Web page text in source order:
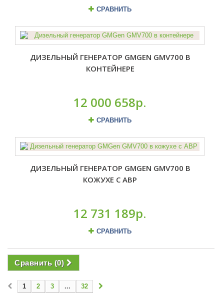
СРАВНИТЬ
ДИЗЕЛЬНЫЙ ГЕНЕРАТОР GMGEN GMV700 В
КОНТЕЙНЕРЕ
12 000 658р.
СРАВНИТЬ
ДИЗЕЛЬНЫЙ ГЕНЕРАТОР GMGEN GMV700 В
КОЖУХЕ С АВР
12 731 189р.
СРАВНИТЬ
Сравнить (0)
1 2 3 ... 32